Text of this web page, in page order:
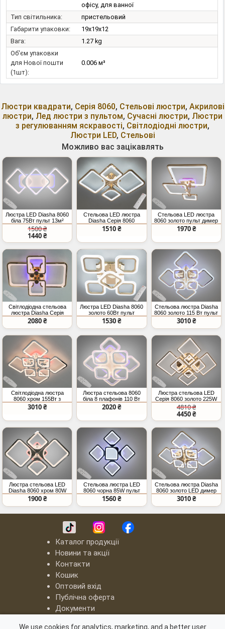
офісу, для ванної
Тип світильника:
пристельовий
Габарити упаковки:
19x19x12
Вага:
1.27 kg
Об'єм упаковки
для Нової пошти
(1шт):
0.006 м³
Люстри квадрати, Серія 8060, Стельові люстри, Акрилові
люстри, Лед люстри з пультом, Сучасні люстри, Люстри
з регулюванням яскравості, Світлодіодні люстри,
Люстри LED, Стельові
Можливо вас зацікавлять
Люстра LED Diasha 8060
біла 75Вт пульт 13м²
1500 ₴
1440 ₴
Стельова LED люстра
Diasha Серія 8060
золото 72Вт
1510 ₴
Стельова LED люстра
8060 золото пульт димер
70Вт
1970 ₴
Світлодіодна стельова
люстра Diasha Серія
8060 золото 76W димер
пульт кольорова
підсвітка CCT 3200 4100
6000K
2080 ₴
Люстра LED Diasha 8060
золото 60Вт пульт
1530 ₴
Стельова люстра Diasha
8060 золото 115 Вт пульт
3010 ₴
Світлодіодна люстра
8060 хром 155Вт з
пультом
3010 ₴
Люстра стельова 8060
біла 8 плафонів 110 Вт
пульт
2020 ₴
Люстра стельова LED
Серія 8060 золото 225W
пульт диммер підсвітка
квадрати
4810 ₴
4450 ₴
Люстра стельова LED
Diasha 8060 хром 80W
пульт
1900 ₴
Стельова люстра LED
8060 чорна 85W пульт
димер
1560 ₴
Стельова люстра Diasha
8060 золото LED димер
155W
3010 ₴
Каталог продукції
Новини та акції
Контакти
Кошик
Оптовий вхід
Публічна оферта
Документи
We use cookies for analytics, marketing, and a better user